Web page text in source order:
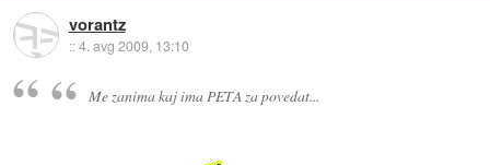
vorantz
::4. avg 2009, 13:10
Me zanima kaj ima PETA za povedat...